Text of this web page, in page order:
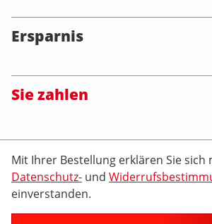
Ersparnis
Sie zahlen
Mit Ihrer Bestellung erklären Sie sich
Datenschutz- und
einverstanden.